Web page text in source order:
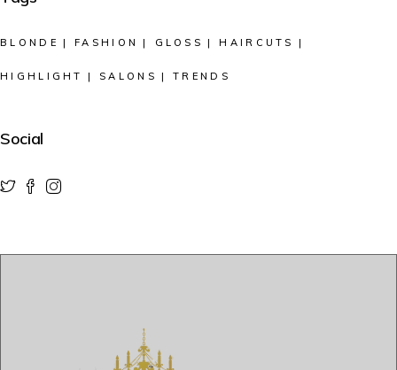
BLONDE FASHION GLOSS HAIRCUTS
HIGHLIGHT SALONS TRENDS
Social